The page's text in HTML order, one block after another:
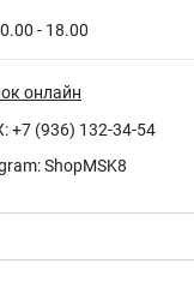
- 18.00
онлайн
+7 (936) 132-34-54
ShopMSK8